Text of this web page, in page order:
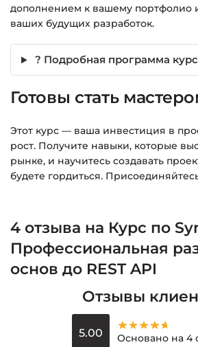
дополнением к вашему портфолио
ваших будущих разработок.
? Подробная программа
Готовы стать
Этот курс — ваша инвестиция в
рост. Получите навыки, которые
рынке, и научитесь создавать
будете гордиться.
4 отзыва на Курс по
Профессиональная
основ до REST API
Отзывы
5.00 Основано на 4